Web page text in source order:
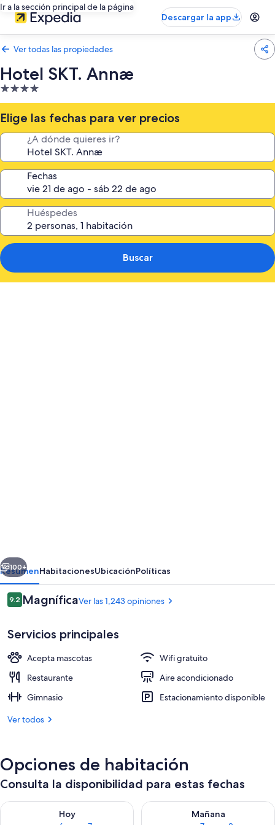
Ir a la sección principal de la página
Descargar la app
Ver todas las propiedades
Hotel SKT. Annæ
Propiedad
de
4.0
estrellas
Elige las fechas para ver precios
¿A dónde quieres ir?
Fechas
Huéspedes
Buscar
Lounge
Siguiente
100+
ResumenHabitacionesUbicaciónPolíticas
Opiniones
9.29.2 de 10,
MagníficaVer las 1,243 opiniones
Servicios principales
Acepta mascotas
Wifi gratuito
Restaurante
Aire acondicionado
Gimnasio
Estacionamiento disponible
Ver todos
Opciones de habitación
Consulta la disponibilidad para estas fechas
Hoy
Consulta la disponibilidad para hoy ago 6 - ago 7
Mañana
Consulta la disponibilidad